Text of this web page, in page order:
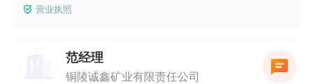
营业执照
范经理
铜陵诚鑫矿业有限责任公司